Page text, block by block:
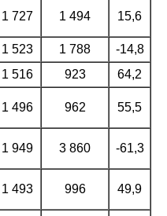
1 727 1 494 15,6
1 523 1 788
-14,8
1 516 923 64,2
1 496 962 55,5
1 949 3 860 -61,3
1 493 996 49,9